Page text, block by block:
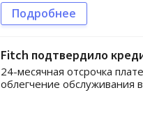
Подробнее
Fitch подтвердило
24-месячная отсрочка
облегчение обслуживания